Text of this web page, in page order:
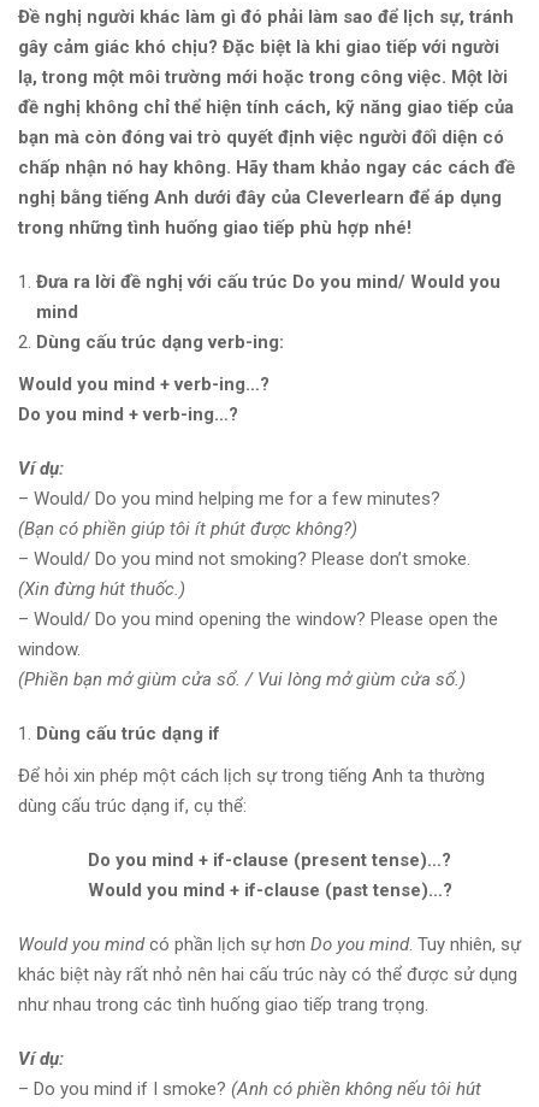
Đề nghị người khác làm gì đó phải làm sao để lịch sự, tránh
gây cảm giác khó chịu? Đặc biệt là khi giao tiếp với người
lạ, trong một môi trường mới hoặc trong công việc. Một lời
đề nghị không chỉ thể hiện tính cách, kỹ năng giao tiếp của
bạn mà còn đóng vai trò quyết định việc người đối diện có
chấp nhận nó hay không. Hãy tham khảo ngay các cách đề
nghị bằng tiếng Anh dưới đây của Cleverlearn để áp dụng
trong những tình huống giao tiếp phù hợp nhé!
Đưa ra lời đề nghị với cấu trúc Do you mind/ Would you
mind
Dùng cấu trúc dạng verb-ing:
Would you mind + verb-ing…?
Do you mind + verb-ing…?
Ví dụ:
– Would/ Do you mind helping me for a few minutes?
(Bạn có phiền giúp tôi ít phút được không?)
– Would/ Do you mind not smoking? Please don’t smoke.
(Xin đừng hút thuốc.)
– Would/ Do you mind opening the window? Please open the
window.
(Phiền bạn mở giùm cửa sổ. / Vui lòng mở giùm cửa sổ.)
Dùng cấu trúc dạng if
Để hỏi xin phép một cách lịch sự trong tiếng Anh ta thường
dùng cấu trúc dạng if, cụ thể:
Do you mind + if-clause (present tense)…?
Would you mind + if-clause (past tense)…?
Would you mindcó phần lịch sự hơn Do you mind. Tuy nhiên, sự
khác biệt này rất nhỏ nên hai cấu trúc này có thể được sử dụng
như nhau trong các tình huống giao tiếp trang trọng.
Ví dụ:
– Do you mind if I smoke? (Anh có phiền không nếu tôi hút